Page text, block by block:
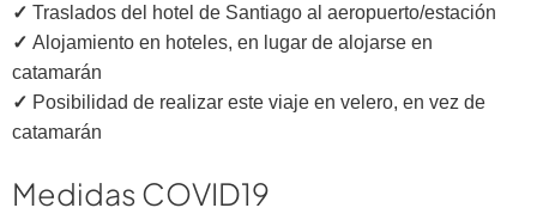
✓ Traslados del hotel de Santiago al aeropuerto/estación
✓ Alojamiento en hoteles, en lugar de alojarse en
catamarán
✓ Posibilidad de realizar este viaje en velero, en vez de
catamarán
Medidas COVID19